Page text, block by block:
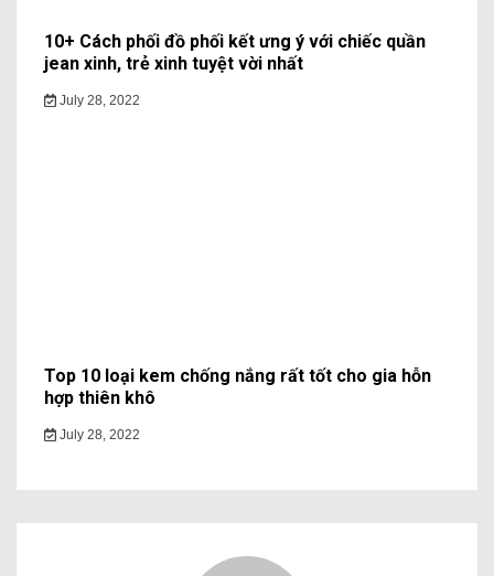
10+ Cách phối đồ phối kết ưng ý với chiếc quần
jean xinh, trẻ xinh tuyệt vời nhất
July 28, 2022
Top 10 loại kem chống nắng rất tốt cho gia hỗn
hợp thiên khô
July 28, 2022